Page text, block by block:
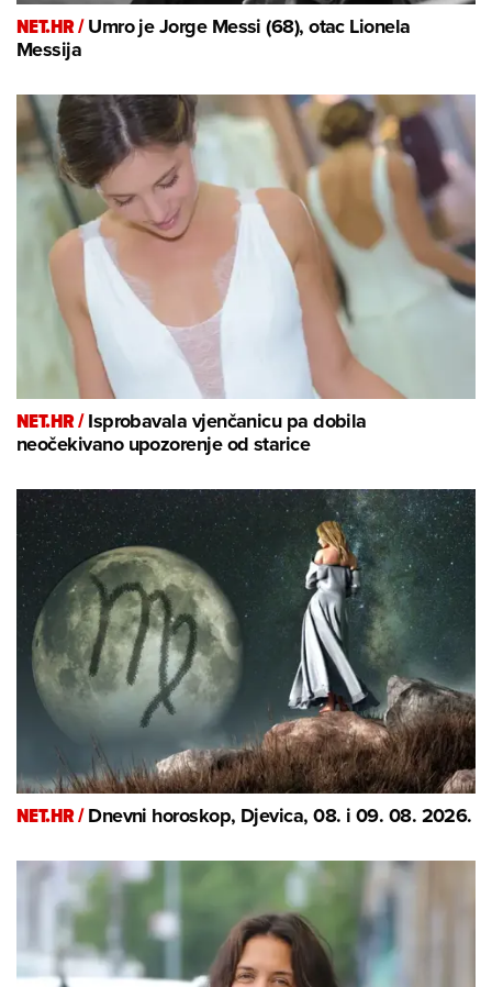
NET.HR /Umro je Jorge Messi (68), otac Lionela
Messija
NET.HR /Isprobavala vjenčanicu pa dobila
neočekivano upozorenje od starice
NET.HR /Dnevni horoskop, Djevica, 08. i 09. 08. 2026.